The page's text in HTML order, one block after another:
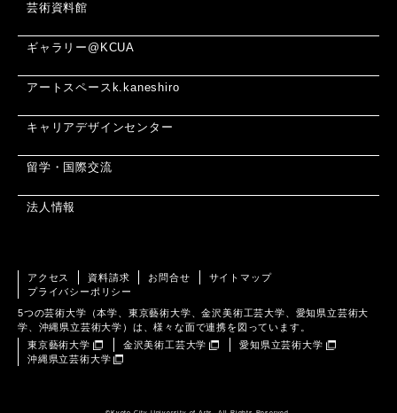
芸術資料館
ギャラリー@KCUA
アートスペースk.kaneshiro
キャリアデザインセンター
留学・国際交流
法人情報
アクセス 資料請求 お問合せ
サイトマップ
プライバシーポリシー
5つの芸術大学（本学、東京藝術大学、金沢美術工芸大学、愛知県立芸術大
学、沖縄県立芸術大学）は、様々な面で連携を図っています。
東京藝術大学
金沢美術工芸大学
愛知県立芸術大学
沖縄県立芸術大学